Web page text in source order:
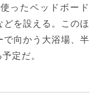
ったベッドボード
を設える。このほ
で向かう大浴場、半
定だ。